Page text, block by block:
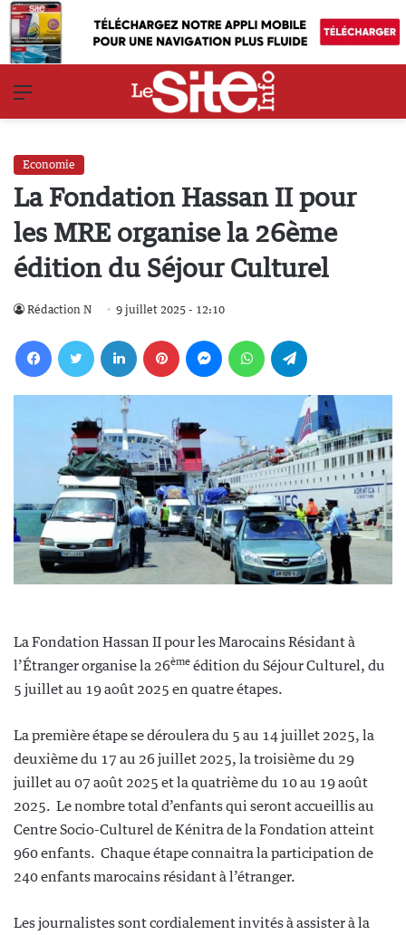
Economie
La Fondation Hassan II pour
les MRE organise la 26ème
édition du Séjour Culturel
Rédaction N 9 juillet 2025 - 12:10
La Fondation Hassan II pour les Marocains Résidant à
l’Étranger organise la 26ème édition du Séjour Culturel, du
5 juillet au 19 août 2025 en quatre étapes.
La première étape se déroulera du 5 au 14 juillet 2025, la
deuxième du 17 au 26 juillet 2025, la troisième du 29
juillet au 07 août 2025 et la quatrième du 10 au 19 août
2025. Le nombre total d’enfants qui seront accueillis au
Centre Socio-Culturel de Kénitra de la Fondation atteint
960 enfants. Chaque étape connaitra la participation de
240 enfants marocains résidant à l’étranger.
Les journalistes sont cordialement invités à assister à la